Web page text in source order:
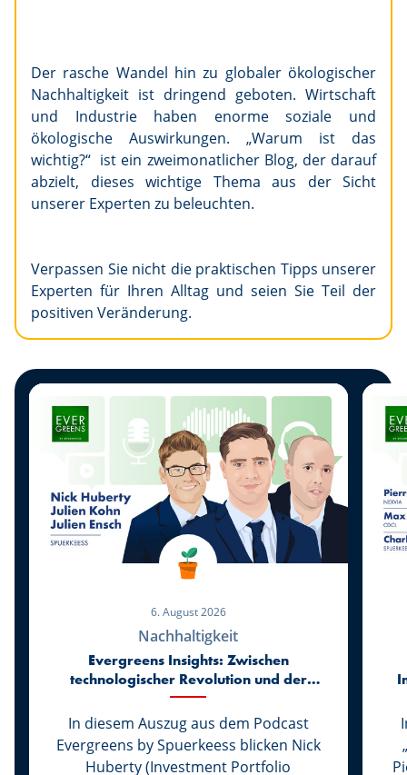
Der rasche Wandel hin zu globaler ökologischer
Nachhaltigkeit ist dringend geboten. Wirtschaft
und Industrie haben enorme soziale und
ökologische Auswirkungen. „Warum ist das
wichtig?“ ist ein zweimonatlicher Blog, der darauf
abzielt, dieses wichtige Thema aus der Sicht
unserer Experten zu beleuchten.
Verpassen Sie nicht die praktischen Tipps unserer
Experten für Ihren Alltag und seien Sie Teil der
positiven Veränderung.
6. August 2026
Nachhaltigkeit
Evergreens Insights: Zwischen
technologischer Revolution und der
Rückkehr zur Realität der Märkte
In diesem Auszug aus dem Podcast
Evergreens by Spuerkeess blicken Nick
Huberty (Investment Portfolio